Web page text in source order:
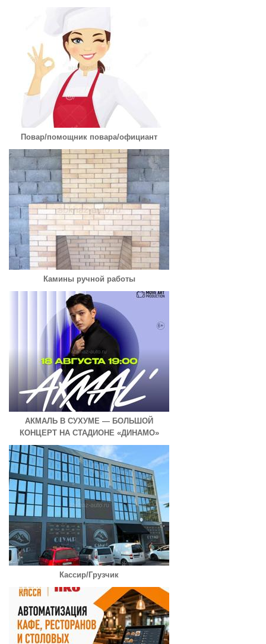
Повар/помощник повара/официант
Камины ручной работы
АКМАЛЬ В СУХУМЕ — БОЛЬШОЙ
КОНЦЕРТ НА СТАДИОНЕ «ДИНАМО»
Кассир/Грузчик